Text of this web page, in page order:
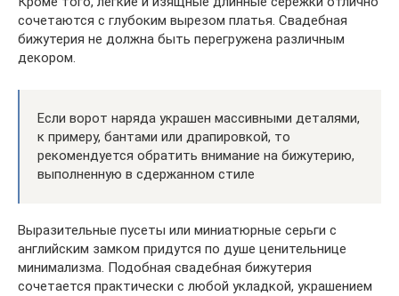
сочетаются с глубоким вырезом платья. Свадебная
бижутерия не должна быть перегружена различным
декором.
Если ворот наряда украшен массивными деталями,
к примеру, бантами или драпировкой, то
рекомендуется обратить внимание на бижутерию,
выполненную в сдержанном стиле
Выразительные пусеты или миниатюрные серьги с
английским замком придутся по душе ценительнице
минимализма. Подобная свадебная бижутерия
сочетается практически с любой укладкой, украшением